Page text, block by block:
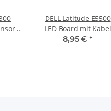
DELL Latitude E5500
LED Board mit Kabel
0D679F #2555***
8,95 € *